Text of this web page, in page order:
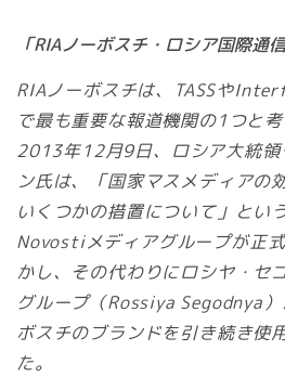
「RIAノーボスチ・ロシア国際通
RIAノーボスチは、TASSや
で最も重要な報道機関の1つと考
2013年12月9日、ロシア大統領
ン氏は、「国家マスメディアの
いくつかの措置について」とい
Novostiメディアグループが正
かし、その代わりにロシヤ・セ
グループ（Rossiya Segodnya
ボスチのブランドを引き続き使
た。